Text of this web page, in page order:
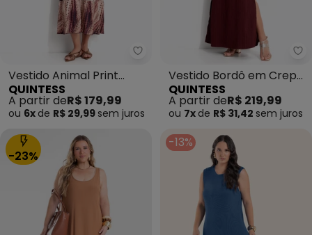
Quintess - Vestido Animal Print
Vestido Animal Print
Cervo em Malha Fria
QUINTESS
A partir deR$ 179,99
ou 6x de R$ 29,99 sem juros
Vestido Bordô em Crepe
Texturizado
QUINTESS
A partir deR$ 219,99
ou 7x de R$ 31,42 sem juros
-23%
-13%